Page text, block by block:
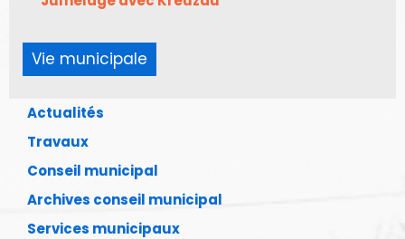
Vie municipale
Actualités
Travaux
Conseil municipal
Archives conseil municipal
Services municipaux